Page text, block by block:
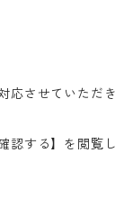
応させていただき
認する】を閲覧し